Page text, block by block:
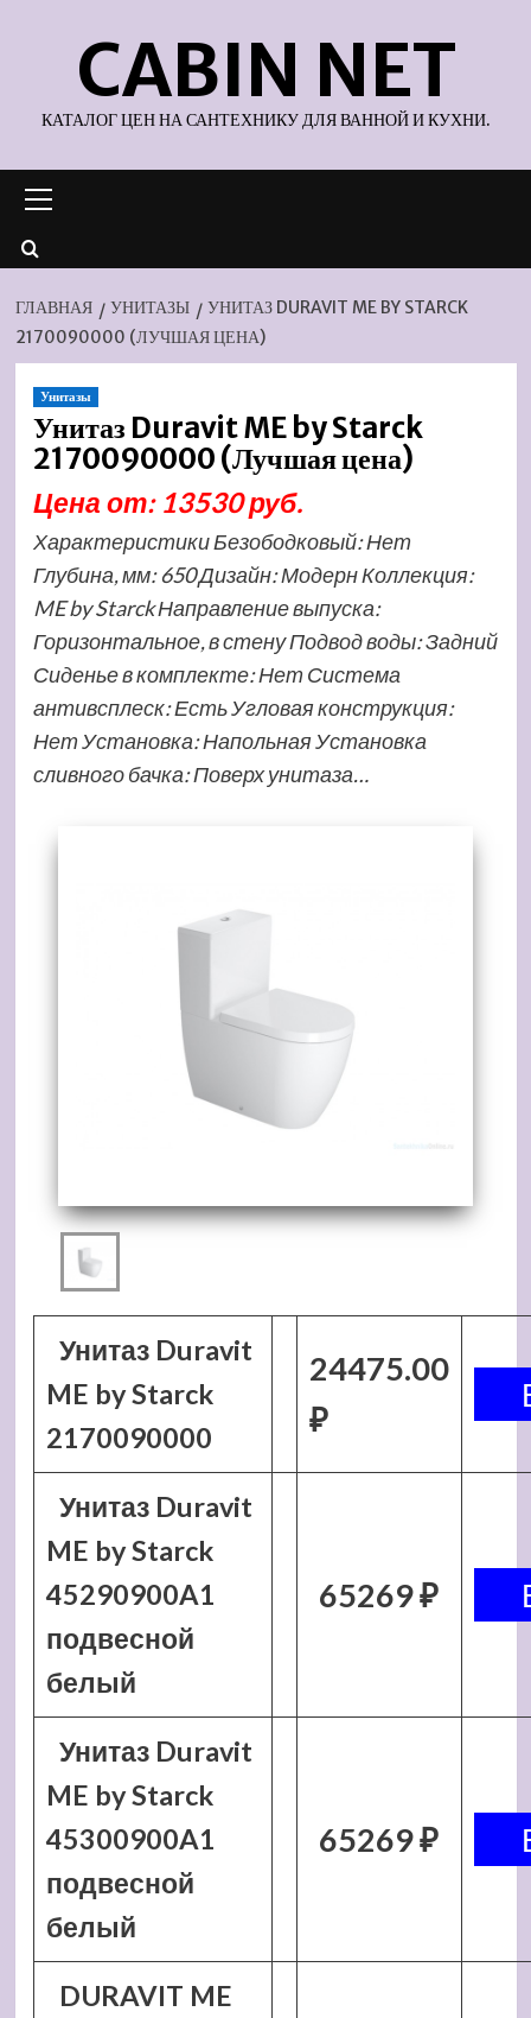
содержимомуCABIN NET
КАТАЛОГ ЦЕН НА САНТЕХНИКУ ДЛЯ ВАННОЙ И КУХНИ.
меню
ГЛАВНАЯ УНИТАЗЫ
УНИТАЗ DURAVIT ME BY STARCK
2170090000 (ЛУЧШАЯ ЦЕНА)
Унитазы
Унитаз Duravit ME by Starck
2170090000 (Лучшая цена)
Цена от: 13530 руб.
Характеристики Безободковый: Нет
Глубина, мм: 650 Дизайн: Модерн Коллекция:
ME by Starck Направление выпуска:
Горизонтальное, в стену Подвод воды: Задний
Сиденье в комплекте: Нет Система
антивсплеск: Есть Угловая конструкция:
Нет Установка: Напольная Установка
сливного бачка: Поверх унитаза…
Унитаз Duravit
ME by Starck
2170090000
24475.00
₽
Унитаз Duravit
ME by Starck
45290900A1
подвесной
белый
65269 ₽
Унитаз Duravit
ME by Starck
45300900A1
подвесной
белый
65269 ₽
DURAVIT ME